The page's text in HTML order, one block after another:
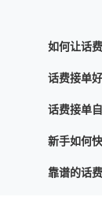
如何让话
话费接单
话费接单
新手如何
靠谱的话